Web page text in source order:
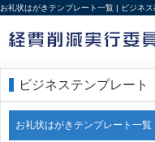
お礼状はがきテンプレート一覧 | ビジネ
ビジネステンプレート
お礼状はがきテンプレート一覧